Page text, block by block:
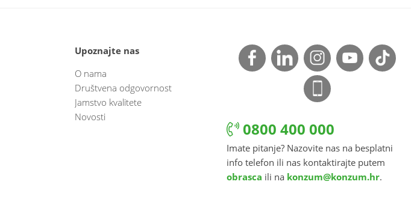
Upoznajte nas
O nama
Društvena odgovornost
Jamstvo kvalitete
Novosti
0800 400 000
Imate pitanje? Nazovite nas na besplatni
info telefon ili nas kontaktirajte putem
obrasca ili na konzum@konzum.hr.